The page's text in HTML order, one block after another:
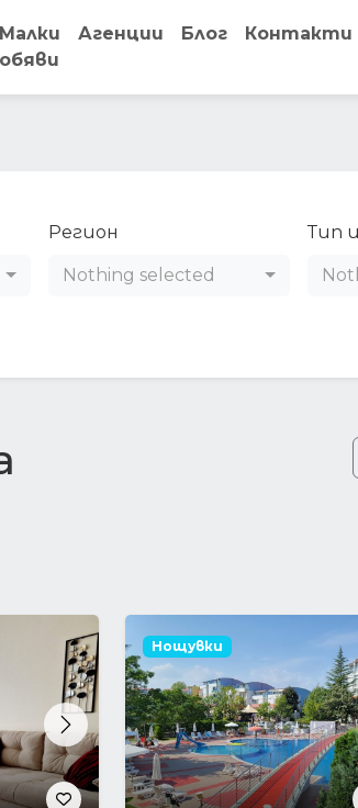
Малки
обяви
Агенции Блог Контакти
Регион
Nothing selected
Тип
Next
Нощувки